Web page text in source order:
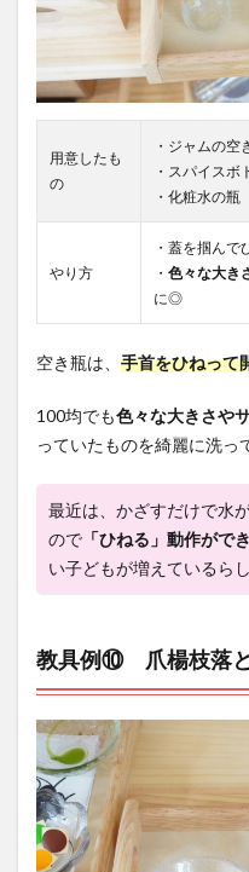
用意したも
の
・ジャムの空
・スパイスボ
・化粧水の瓶
やり方
・蓋を掴んで
・ 色々な大き
に◎
空き瓶は、 手首をひねって
100均でも色々な大きさや
っていたものを綺麗に洗っ
最近は、かざすだけで水
ので 「ひねる」動作がで
い子どもが増えているら
教具例⑩ 爪楊枝落